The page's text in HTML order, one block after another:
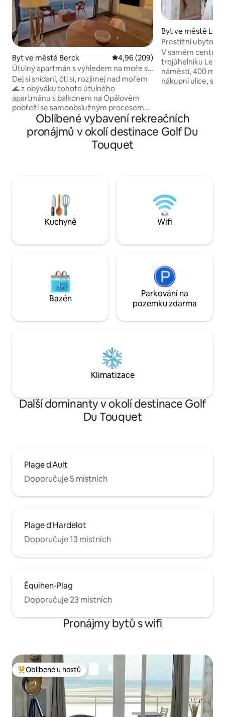
Byt ve městě Berck Průměrné hodnocení 4,96 z 5,
4,96 (209)
Útulný apartmán s výhledem na moře s
balkonem a garáží
Dej si snídani, čti si, rozjímej nad mořem
🌊 z obýváku tohoto útulného
apartmánu s balkonem na Opálovém
pobřeží se samoobslužným procesem
ubytování. ✅ To nejzajímavější 🌅180°
výhled na moře 🪟 Velké arkýřové okno
a 6 m² balkon 🚗Soukromá garáž
pozorovat tuleně (v závislosti na přílivu).
👶Děti vítány: skládací postýlka + jídelní
židlička na místě
Byt ve městě Le
Prestižní
m2, světlé, terasa
V samém centru
trojúhelníku Le
náměstí, 400 m
nákupní ulice, se
rozloze 18 m2 s
d'Ypres, velmi
pokoj, 3 krásné
Oblíbené vybavení rekreačních
pronájmů v okolí destinace Golf Du
Touquet
Kuchyně Wifi
Bazén
Parkování na
pozemku zdarma
Klimatizace
Další dominanty v okolí destinace Golf
Du Touquet
Plage d'Ault
Doporučuje 5 místních
Plage d'Hardelot
Doporučuje 13 místních
Équihen-Plag
Doporučuje 23 místních
Pronájmy bytů s wifi
Nejlepší v kategorii Oblíbené u hostů
Oblíbené u hostů